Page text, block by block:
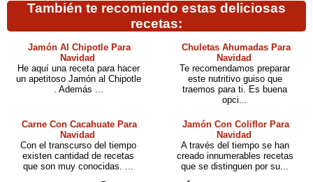
También te recomiendo estas deliciosas
recetas:
Jamón Al Chipotle Para
Navidad
He aquí una receta para hacer
un apetitoso Jamón al Chipotle
. Además ...
Chuletas Ahumadas Para
Navidad
Te recomendamos preparar
este nutritivo guiso que
traemos para ti. Es buena
opci...
Carne Con Cacahuate Para
Navidad
Con el transcurso del tiempo
existen cantidad de recetas
que son muy conocidas. ...
Jamón Con Coliflor Para
Navidad
A través del tiempo se han
creado innumerables recetas
que se distinguen por su...